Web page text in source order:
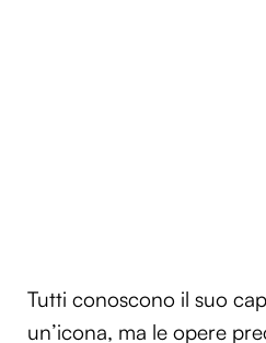
Tutti conoscono il suo
un’icona, ma le opere